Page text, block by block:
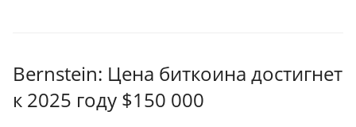
Bernstein: Цена биткоина достигнет
к 2025 году $150 000